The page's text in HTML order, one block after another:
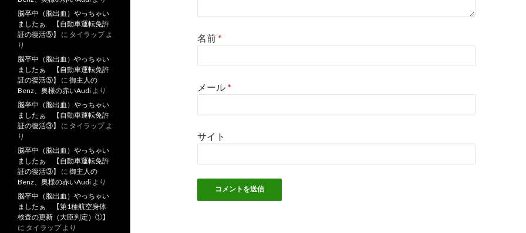
名前*
メール*
サイト
脳卒中（脳出血）やっちゃい
ましたぁ 【自動車運転免許
証の復活⑤】
に タイラップよ
り
脳卒中（脳出血）やっちゃい
ましたぁ 【自動車運転免許
証の復活⑤】
に 御主人の
Benz、奥様の赤いAudi より
脳卒中（脳出血）やっちゃい
ましたぁ 【自動車運転免許
証の復活③】
に タイラップよ
り
脳卒中（脳出血）やっちゃい
ましたぁ 【自動車運転免許
証の復活③】
に 御主人の
Benz、奥様の赤いAudi より
脳卒中（脳出血）やっちゃい
ましたぁ 【第1種航空身体
検査の更新（大臣判定）①】
に タイラップより